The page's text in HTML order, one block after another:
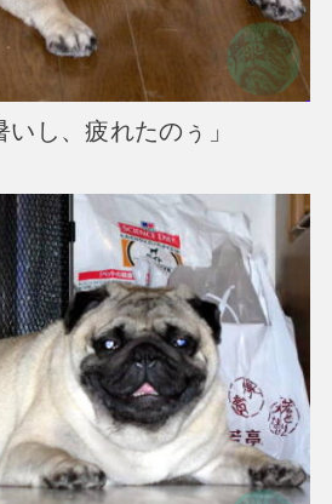
いし、疲れたのぅ」